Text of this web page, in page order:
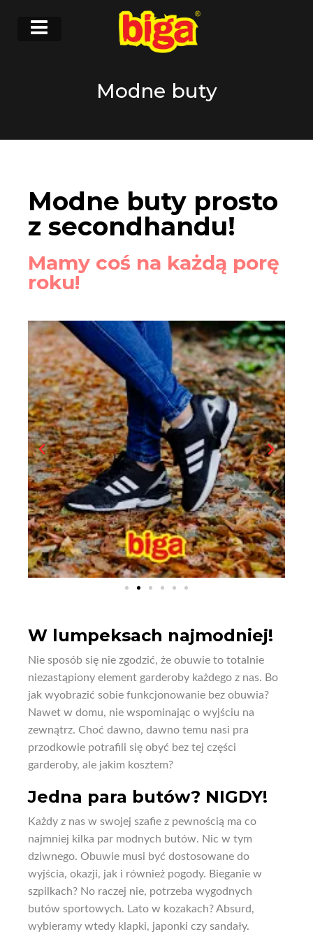
Modne buty
Modne buty prosto
z secondhandu!
Mamy coś na każdą porę
roku!
W lumpeksach najmodniej!
Nie sposób się nie zgodzić, że obuwie to totalnie
niezastąpiony element garderoby każdego z nas. Bo
jak wyobrazić sobie funkcjonowanie bez obuwia?
Nawet w domu, nie wspominając o wyjściu na
zewnątrz. Choć dawno, dawno temu nasi pra
przodkowie potrafili się obyć bez tej części
garderoby, ale jakim kosztem?
Jedna para butów? NIGDY!
Każdy z nas w swojej szafie z pewnością ma co
najmniej kilka par modnych butów. Nic w tym
dziwnego. Obuwie musi być dostosowane do
wyjścia, okazji, jak i również pogody. Bieganie w
szpilkach? No raczej nie, potrzeba wygodnych
butów sportowych. Lato w kozakach? Absurd,
wybieramy wtedy klapki, japonki czy sandały.